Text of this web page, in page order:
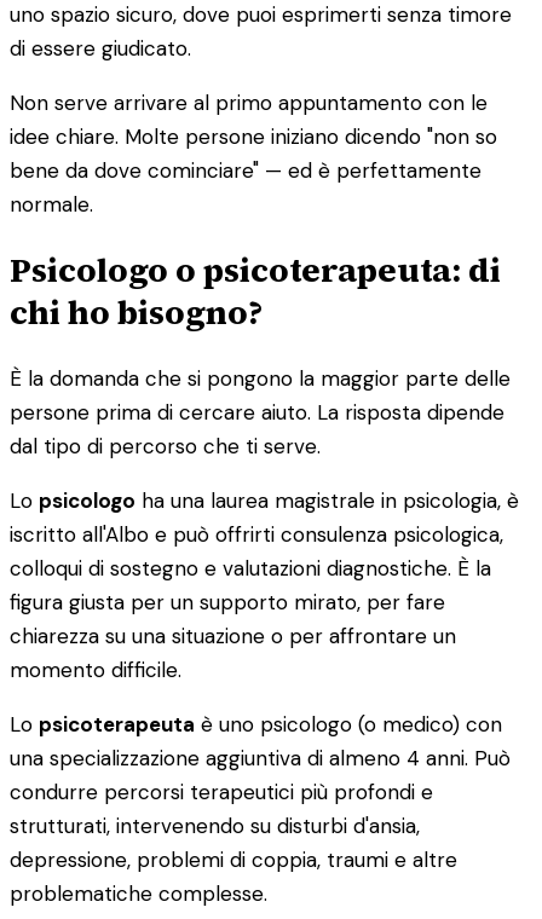
uno spazio sicuro, dove puoi esprimerti senza timore
di essere giudicato.
Non serve arrivare al primo appuntamento con le
idee chiare. Molte persone iniziano dicendo "non so
bene da dove cominciare" — ed è perfettamente
normale.
Psicologo o psicoterapeuta: di
chi ho bisogno?
È la domanda che si pongono la maggior parte delle
persone prima di cercare aiuto. La risposta dipende
dal tipo di percorso che ti serve.
Lo psicologo ha una laurea magistrale in psicologia, è
iscritto all'Albo e può offrirti consulenza psicologica,
colloqui di sostegno e valutazioni diagnostiche. È la
figura giusta per un supporto mirato, per fare
chiarezza su una situazione o per affrontare un
momento difficile.
Lo psicoterapeuta è uno psicologo (o medico) con
una specializzazione aggiuntiva di almeno 4 anni. Può
condurre percorsi terapeutici più profondi e
strutturati, intervenendo su disturbi d'ansia,
depressione, problemi di coppia, traumi e altre
problematiche complesse.